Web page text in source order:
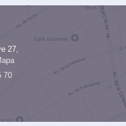
27,
70